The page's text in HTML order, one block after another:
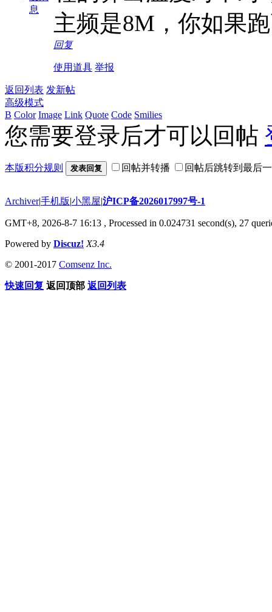
息
主频是8M，你如果
回复
使用道具 举报
返回列表 发新帖
高级模式
B Color Image Link Quote Code Smilies
您需要登录后才可以回帖
本版积分规则 发表回复 回帖并转播 回帖后跳转到最后
Archiver|手机版|小黑屋|沪ICP备2026017997号-1
GMT+8, 2026-8-7 16:13 , Processed in 0.024731 second(s), 27
Powered by Discuz! X3.4
© 2001-2017 Comsenz Inc.
快速回复 返回顶部 返回列表